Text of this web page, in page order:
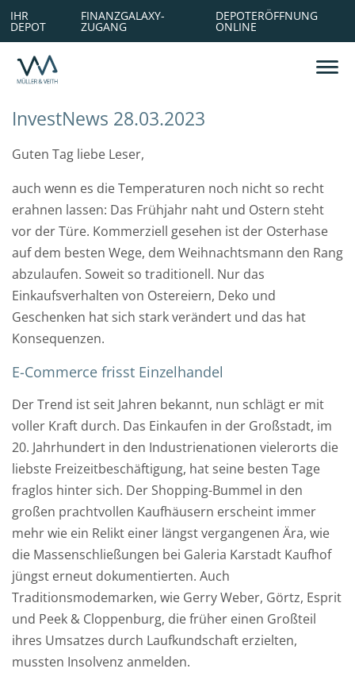
IHR
DEPOT
FINANZGALAXY-
ZUGANG
DEPOTERÖFFNUNG
ONLINE
InvestNews 28.03.2023
Guten Tag liebe Leser,
auch wenn es die Temperaturen noch nicht so recht
erahnen lassen: Das Frühjahr naht und Ostern steht
vor der Türe. Kommerziell gesehen ist der Osterhase
auf dem besten Wege, dem Weihnachtsmann den Rang
abzulaufen. Soweit so traditionell. Nur das
Einkaufsverhalten von Ostereiern, Deko und
Geschenken hat sich stark verändert und das hat
Konsequenzen.
E-Commerce frisst Einzelhandel
Der Trend ist seit Jahren bekannt, nun schlägt er mit
voller Kraft durch. Das Einkaufen in der Großstadt, im
20. Jahrhundert in den Industrienationen vielerorts die
liebste Freizeitbeschäftigung, hat seine besten Tage
fraglos hinter sich. Der Shopping-Bummel in den
großen prachtvollen Kaufhäusern erscheint immer
mehr wie ein Relikt einer längst vergangenen Ära, wie
die Massenschließungen bei Galeria Karstadt Kaufhof
jüngst erneut dokumentierten. Auch
Traditionsmodemarken, wie Gerry Weber, Görtz, Esprit
und Peek & Cloppenburg, die früher einen Großteil
ihres Umsatzes durch Laufkundschaft erzielten,
mussten Insolvenz anmelden.
D
a
t
u
m
u
n
d
Gründungsgeschichte
Team
Alexandra Huhle
Volker Stache
Eva Wermelskirchen
Vergütung
Planung
Altersvorsorge
Netzwerk
Sparen ab dem ersten EUR
Mann und Geld
Nachhaltig
Vergütung
Ihre Ansprechpartner